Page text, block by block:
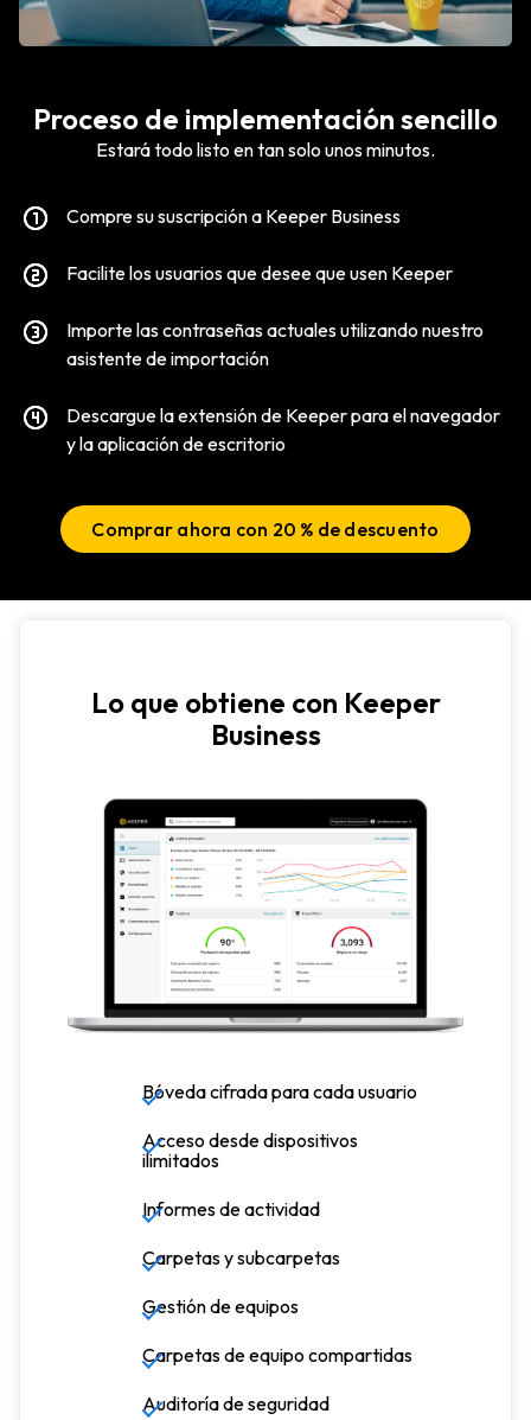
Proceso de implementación sencillo
Estará todo listo en tan solo unos minutos.
Compre su suscripción a Keeper Business
Facilite los usuarios que desee que usen Keeper
Importe las contraseñas actuales utilizando nuestro
asistente de importación
Descargue la extensión de Keeper para el navegador
y la aplicación de escritorio
Comprar ahora con 20 % de descuento
Lo que obtiene con Keeper
Business
Bóveda cifrada para cada usuario
Acceso desde dispositivos
ilimitados
Informes de actividad
Carpetas y subcarpetas
Gestión de equipos
Carpetas de equipo compartidas
Auditoría de seguridad